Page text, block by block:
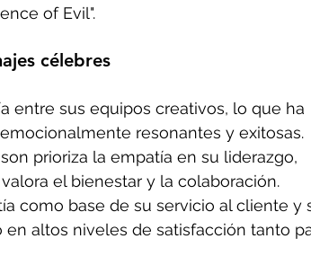
of Evil".
célebres
entre sus equipos creativos, lo que ha
resonantes y exitosas.
prioriza la empatía en su liderazgo,
el bienestar y la colaboración.
como base de su servicio al cliente y
altos niveles de satisfacción tanto